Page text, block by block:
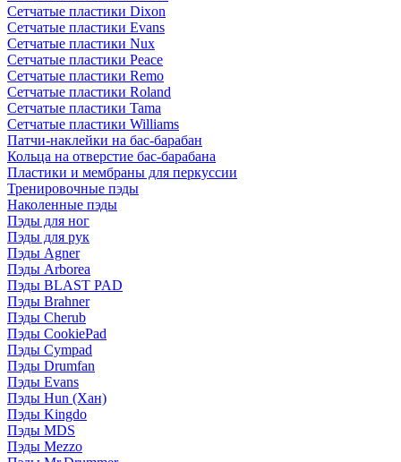
Сетчатые пластики Dixon
Сетчатые пластики Evans
Сетчатые пластики Nux
Сетчатые пластики Peace
Сетчатые пластики Remo
Сетчатые пластики Roland
Сетчатые пластики Tama
Сетчатые пластики Williams
Патчи-наклейки на бас-барабан
Кольца на отверстие бас-барабана
Пластики и мембраны для перкуссии
Тренировочные пэды
Наколенные пэды
Пэды для ног
Пэды для рук
Пэды Agner
Пэды Arborea
Пэды BLAST PAD
Пэды Brahner
Пэды Cherub
Пэды CookiePad
Пэды Cympad
Пэды Drumfan
Пэды Evans
Пэды Hun (Хан)
Пэды Kingdo
Пэды MDS
Пэды Mezzo